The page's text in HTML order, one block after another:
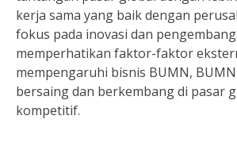
kerja sama yang baik dengan
fokus pada inovasi dan
memperhatikan faktor-faktor
mempengaruhi bisnis BUMN,
bersaing dan berkembang di pasar
kompetitif.